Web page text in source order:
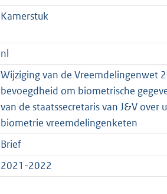
Kamerstuk
nl
Wijziging van de Vreemdelingenwet
bevoegdheid om biometrische
van de staatssecretaris van J&V
biometrie vreemdelingenketen
Brief
2021-2022